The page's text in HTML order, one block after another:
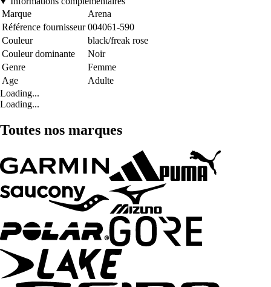
Marque
Arena
Référence fournisseur 004061-590
Couleur
black/freak rose
Couleur dominante
Noir
Genre
Femme
Age
Adulte
Loading...
Loading...
Toutes nos marques